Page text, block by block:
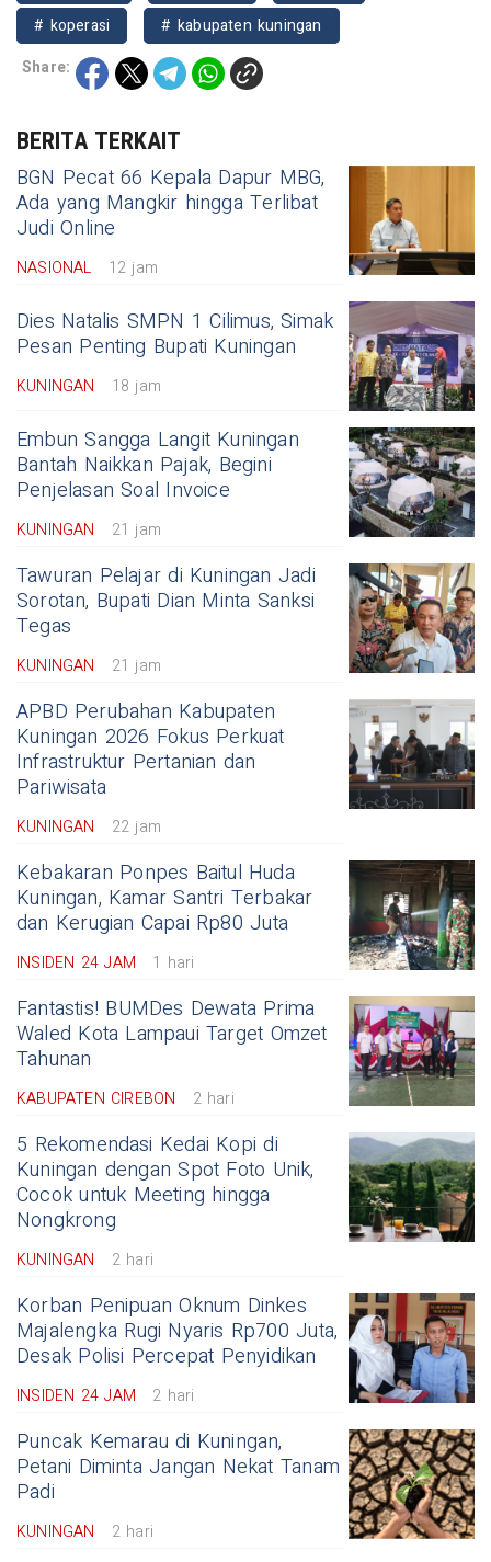
# koperasi
# kabupaten kuningan
Share:
BERITA TERKAIT
BGN Pecat 66 Kepala Dapur MBG,
Ada yang Mangkir hingga Terlibat
Judi Online
NASIONAL 12 jam
Dies Natalis SMPN 1 Cilimus, Simak
Pesan Penting Bupati Kuningan
KUNINGAN 18 jam
Embun Sangga Langit Kuningan
Bantah Naikkan Pajak, Begini
Penjelasan Soal Invoice
KUNINGAN 21 jam
Tawuran Pelajar di Kuningan Jadi
Sorotan, Bupati Dian Minta Sanksi
Tegas
KUNINGAN 21 jam
APBD Perubahan Kabupaten
Kuningan 2026 Fokus Perkuat
Infrastruktur Pertanian dan
Pariwisata
KUNINGAN 22 jam
Kebakaran Ponpes Baitul Huda
Kuningan, Kamar Santri Terbakar
dan Kerugian Capai Rp80 Juta
INSIDEN 24 JAM 1 hari
Fantastis! BUMDes Dewata Prima
Waled Kota Lampaui Target Omzet
Tahunan
KABUPATEN CIREBON 2 hari
5 Rekomendasi Kedai Kopi di
Kuningan dengan Spot Foto Unik,
Cocok untuk Meeting hingga
Nongkrong
KUNINGAN 2 hari
Korban Penipuan Oknum Dinkes
Majalengka Rugi Nyaris Rp700 Juta,
Desak Polisi Percepat Penyidikan
INSIDEN 24 JAM 2 hari
Puncak Kemarau di Kuningan,
Petani Diminta Jangan Nekat Tanam
Padi
KUNINGAN 2 hari